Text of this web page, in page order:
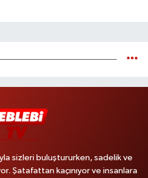
sizleri buluştururken, sadelik ve
Şatafattan kaçınıyor ve insanlara